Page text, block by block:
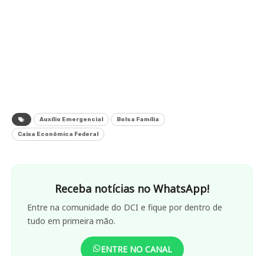
Auxílio Emergencial Bolsa Família
Caixa Econômica Federal
Receba notícias no WhatsApp!
Entre na comunidade do DCI e fique por dentro de
tudo em primeira mão.
ENTRE NO CANAL